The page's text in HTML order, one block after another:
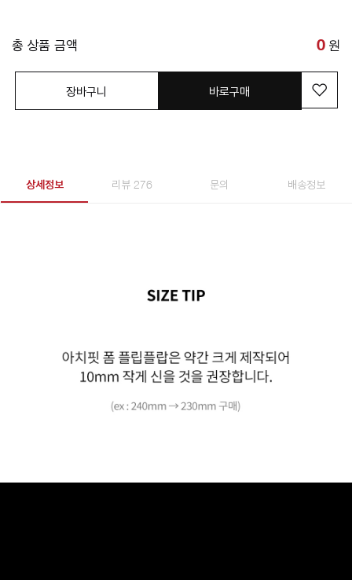
총 상품 금액 0 원
장바구니 바로구매
상세정보 리뷰 276 문의 배송정보